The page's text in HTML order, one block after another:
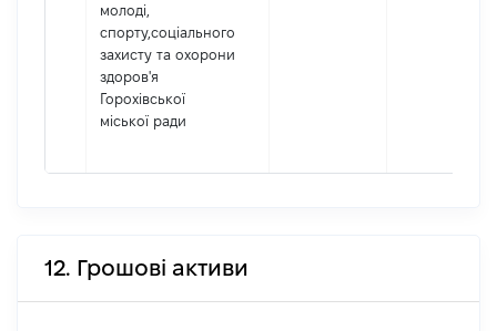
молоді,
спорту,соціального
захисту та охорони
здоров'я
Горохівської
міської ради
12. Грошові активи